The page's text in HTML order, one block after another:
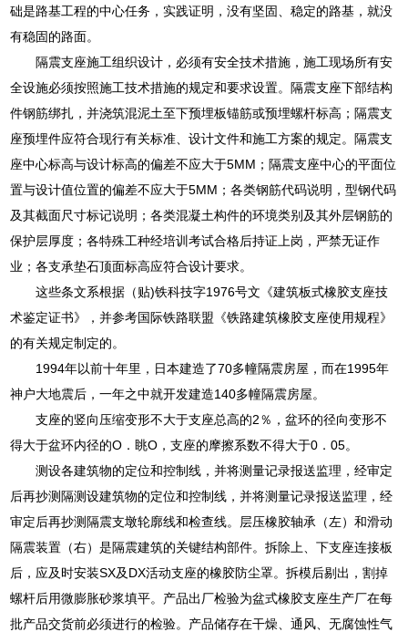
础是路基工程的中心任务，实践证明，没有坚固、稳定的路基，就没
有稳固的路面。
隔震支座施工组织设计，必须有安全技术措施，施工现场所有安
全设施必须按照施工技术措施的规定和要求设置。隔震支座下部结构
件钢筋绑扎，并浇筑混泥土至下预埋板锚筋或预埋螺杆标高；隔震支
座预埋件应符合现行有关标准、设计文件和施工方案的规定。隔震支
座中心标高与设计标高的偏差不应大于5MM；隔震支座中心的平面位
置与设计值位置的偏差不应大于5MM；各类钢筋代码说明，型钢代码
及其截面尺寸标记说明；各类混凝土构件的环境类别及其外层钢筋的
保护层厚度；各特殊工种经培训考试合格后持证上岗，严禁无证作
业；各支承垫石顶面标高应符合设计要求。
这些条文系根据（贴)铁科技字1976号文《建筑板式橡胶支座技
术鉴定证书》，并参考国际铁路联盟《铁路建筑橡胶支座使用规程》
的有关规定制定的。
1994年以前十年里，日本建造了70多幢隔震房屋，而在1995年
神户大地震后，一年之中就开发建造140多幢隔震房屋。
支座的竖向压缩变形不大于支座总高的2％，盆环的径向变形不
得大于盆环内径的O．眺O，支座的摩擦系数不得大于0．05。
测设各建筑物的定位和控制线，并将测量记录报送监理，经审定
后再抄测隔测设建筑物的定位和控制线，并将测量记录报送监理，经
审定后再抄测隔震支墩轮廓线和检查线。层压橡胶轴承（左）和滑动
隔震装置（右）是隔震建筑的关键结构部件。拆除上、下支座连接板
后，应及时安装SX及DX活动支座的橡胶防尘罩。拆模后剔出，割掉
螺杆后用微膨胀砂浆填平。产品出厂检验为盆式橡胶支座生产厂在每
批产品交货前必须进行的检验。产品储存在干燥、通风、无腐蚀性气